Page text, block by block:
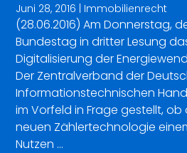
Juni 28, 2016 | Immobilienrecht
(28.06.2016) Am Donnerstag,
Bundestag in dritter Lesung
Digitalisierung der
Der Zentralverband der
Informationstechnischen
im Vorfeld in Frage gestellt, ob
neuen Zählertechnologie
Nutzen …